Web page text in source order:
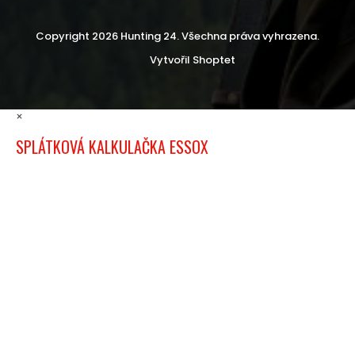
Vytvořil Shoptet
Copyright 2026 Hunting 24. Všechna práva vyhrazena.
×
SPLÁTKOVÁ KALKULAČKA ESSOX